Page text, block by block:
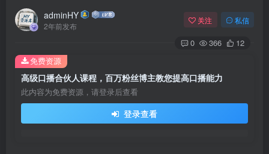
adminHY
2年前发布
关注 私信
0 366 12
高级口播合伙人课程，百万粉丝博主教您提高口播能力
此内容为免费资源，请登录后查看
登录查看
免费资源